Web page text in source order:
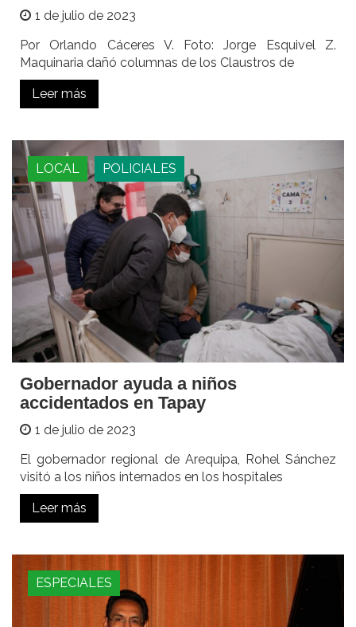
1 de julio de 2023
Por Orlando Cáceres V. Foto: Jorge Esquivel Z.
Maquinaria dañó columnas de los Claustros de
Leer más
LOCAL POLICIALES
Gobernador ayuda a niños
accidentados en Tapay
1 de julio de 2023
El gobernador regional de Arequipa, Rohel Sánchez
visitó a los niños internados en los hospitales
Leer más
ESPECIALES